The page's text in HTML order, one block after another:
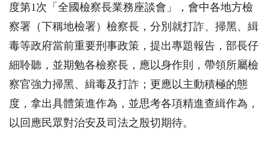
度第1 次「全國檢察長業務座談會」，會中各地方檢
察署（下稱地檢署）檢察長，分別就打詐、掃黑、緝
毒等政府當前重要刑事政策，提出專題報告，部長仔
細聆聽，並期勉各檢察長，應以身作則，帶領所屬檢
察官強力掃黑、緝毒及打詐；更應以主動積極的態
度，拿出具體策進作為，並思考各項精進查緝作為，
以回應民眾對治安及司法之殷切期待。